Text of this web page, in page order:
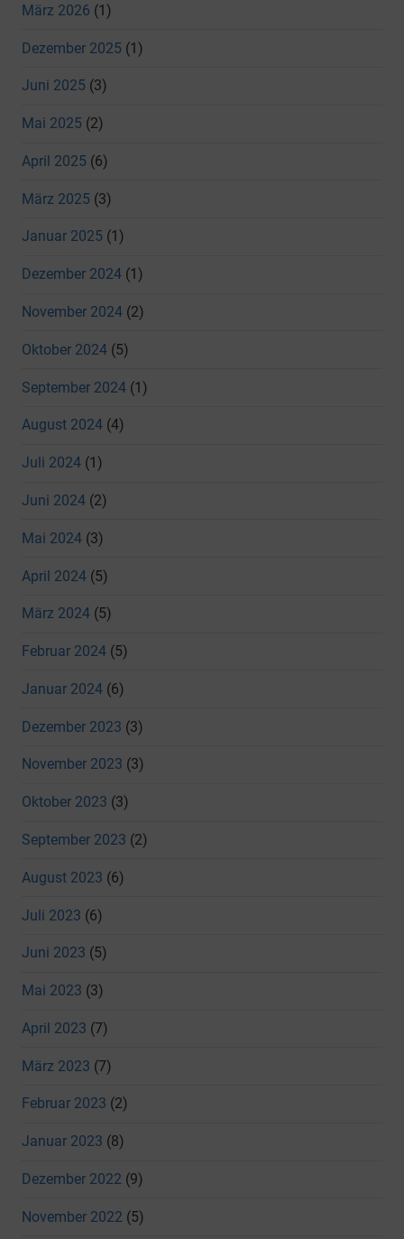
März 2026 (1)
Dezember 2025 (1)
Juni 2025 (3)
Mai 2025 (2)
April 2025 (6)
März 2025 (3)
Januar 2025 (1)
Dezember 2024 (1)
November 2024 (2)
Oktober 2024 (5)
September 2024 (1)
August 2024 (4)
Juli 2024 (1)
Juni 2024 (2)
Mai 2024 (3)
April 2024 (5)
März 2024 (5)
Februar 2024 (5)
Januar 2024 (6)
Dezember 2023 (3)
November 2023 (3)
Oktober 2023 (3)
September 2023 (2)
August 2023 (6)
Juli 2023 (6)
Juni 2023 (5)
Mai 2023 (3)
April 2023 (7)
März 2023 (7)
Februar 2023 (2)
Januar 2023 (8)
Dezember 2022 (9)
November 2022 (5)